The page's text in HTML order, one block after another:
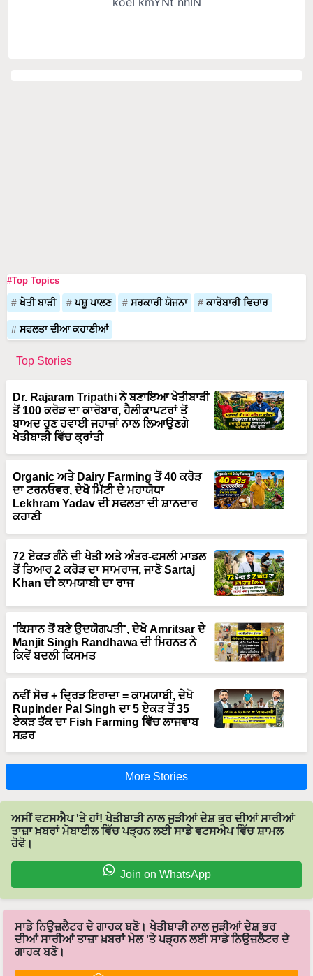
#Top Topics
ਖੇਤੀ ਬਾੜੀ ਪਸ਼ੂ ਪਾਲਣ ਸਰਕਾਰੀ ਯੋਜਨਾ ਕਾਰੋਬਾਰੀ ਵਿਚਾਰ
ਸਫਲਤਾ ਦੀਆ ਕਹਾਣੀਆਂ
Top Stories
Dr. Rajaram Tripathi ਨੇ ਬਣਾਇਆ ਖੇਤੀਬਾੜੀ
ਤੋਂ 100 ਕਰੋੜ ਦਾ ਕਾਰੋਬਾਰ, ਹੈਲੀਕਾਪਟਰਾਂ ਤੋਂ
ਬਾਅਦ ਹੁਣ ਹਵਾਈ ਜਹਾਜ਼ਾਂ ਨਾਲ ਲਿਆਉਣਗੇ
ਖੇਤੀਬਾੜੀ ਵਿੱਚ ਕ੍ਰਾਂਤੀ
Organic ਅਤੇ Dairy Farming ਤੋਂ 40 ਕਰੋੜ
ਦਾ ਟਰਨਓਵਰ, ਦੇਖੋ ਮਿੱਟੀ ਦੇ ਮਹਾਯੋਧਾ
Lekhram Yadav ਦੀ ਸਫਲਤਾ ਦੀ ਸ਼ਾਨਦਾਰ
ਕਹਾਣੀ
72 ਏਕੜ ਗੰਨੇ ਦੀ ਖੇਤੀ ਅਤੇ ਅੰਤਰ-ਫਸਲੀ ਮਾਡਲ
ਤੋਂ ਤਿਆਰ 2 ਕਰੋੜ ਦਾ ਸਾਮਰਾਜ, ਜਾਣੋ Sartaj
Khan ਦੀ ਕਾਮਯਾਬੀ ਦਾ ਰਾਜ
'ਕਿਸਾਨ ਤੋਂ ਬਣੇ ਉਦਯੋਗਪਤੀ', ਦੇਖੋ Amritsar ਦੇ
Manjit Singh Randhawa ਦੀ ਮਿਹਨਤ ਨੇ
ਕਿਵੇਂ ਬਦਲੀ ਕਿਸਮਤ
ਨਵੀਂ ਸੋਚ + ਦ੍ਰਿੜ ਇਰਾਦਾ = ਕਾਮਯਾਬੀ, ਦੇਖੋ
Rupinder Pal Singh ਦਾ 5 ਏਕੜ ਤੋਂ 35
ਏਕੜ ਤੱਕ ਦਾ Fish Farming ਵਿੱਚ ਲਾਜਵਾਬ
ਸਫ਼ਰ
More Stories
ਅਸੀਂ ਵਟਸਐਪ 'ਤੇ ਹਾਂ! ਖੇਤੀਬਾੜੀ ਨਾਲ ਜੁੜੀਆਂ ਦੇਸ਼ ਭਰ ਦੀਆਂ ਸਾਰੀਆਂ
ਤਾਜ਼ਾ ਖ਼ਬਰਾਂ ਮੋਬਾਈਲ ਵਿੱਚ ਪੜ੍ਹਨ ਲਈ ਸਾਡੇ ਵਟਸਐਪ ਵਿੱਚ ਸ਼ਾਮਲ
ਹੋਵੋ।
Join on WhatsApp
ਸਾਡੇ ਨਿਉਜ਼ਲੈਟਰ ਦੇ ਗਾਹਕ ਬਣੋ। ਖੇਤੀਬਾੜੀ ਨਾਲ ਜੁੜੀਆਂ ਦੇਸ਼ ਭਰ
ਦੀਆਂ ਸਾਰੀਆਂ ਤਾਜ਼ਾ ਖ਼ਬਰਾਂ ਮੇਲ 'ਤੇ ਪੜ੍ਹਨ ਲਈ ਸਾਡੇ ਨਿਉਜ਼ਲੈਟਰ ਦੇ
ਗਾਹਕ ਬਣੋ।